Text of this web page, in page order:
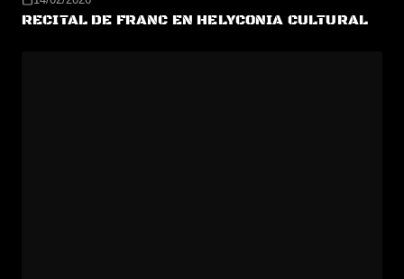
RECITAL DE FRANC EN HELYCONIA CULTURAL